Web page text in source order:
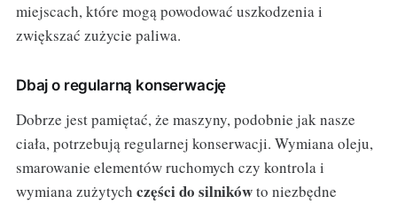
miejscach, które mogą powodować uszkodzenia i
zwiększać zużycie paliwa.
Dbaj o regularną konserwację
Dobrze jest pamiętać, że maszyny, podobnie jak nasze
ciała, potrzebują regularnej konserwacji. Wymiana oleju,
smarowanie elementów ruchomych czy kontrola i
wymiana zużytych części do silnikówto niezbędne